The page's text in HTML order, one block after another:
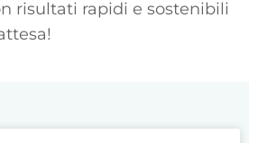
risultati rapidi e sostenibili